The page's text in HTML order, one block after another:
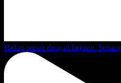
Hidup penuh dengan kejutan.